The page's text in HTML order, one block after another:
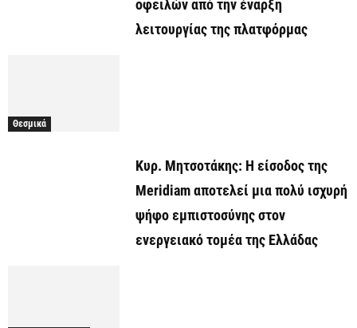
οφειλών από την έναρξη
λειτουργίας της πλατφόρμας
Θεσμικά
Κυρ. Μητσοτάκης: Η είσοδος της
Meridiam αποτελεί μια πολύ ισχυρή
ψήφο εμπιστοσύνης στον
ενεργειακό τομέα της Ελλάδας